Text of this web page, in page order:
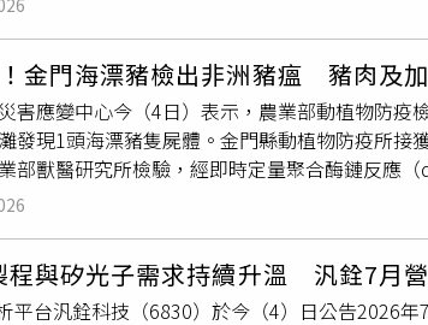
鈔票投入流通；至於是否全面推廣，仍須視實
、防水、防潮，也不易撕裂或髒污，平均使用
多高階防偽技術，提高假鈔仿製門檻。此外，
票最早由澳洲於1988年率先發行，目前全球已
為主要流通貨幣。印度若順利完成試辦並正式
另一面則是厚磅的健康布材質，並強調「內外層
結果
，並非官網宣傳的「內外層皆是純棉」，而這也
消費者自己去決定要不要買」。貼文曝光後，
維，純棉就純棉，幹嘛要騙」、「有朋友也是
們還真敢講」、「一般表布會用『羊羔絨』就
騙嫌疑」。根據《商品標示法》規定，商品標
金門海漂豬檢出非洲豬瘟 豬肉及
害應變中心今（4日）表示，農業部動植物防
發現1頭海漂豬隻屍體。金門縣動植物防疫所
部獸醫研究所檢驗，經即時定量聚合酶鏈反應（
序列分析與比對。應變中心表示，自107年起
2例，本案例為今年第2例，顯示海漂豬隨海流
懈。為因應本次海漂豬檢出非洲豬瘟病毒核酸陽
管制健康訪視對象，於今日已完成所有豬場健
雄分署金門檢疫站持續加強金門機場、港口及
程與矽光子需求持續升溫 汎銓7月
平台汎銓科技（6830）於今（4）日公告2026